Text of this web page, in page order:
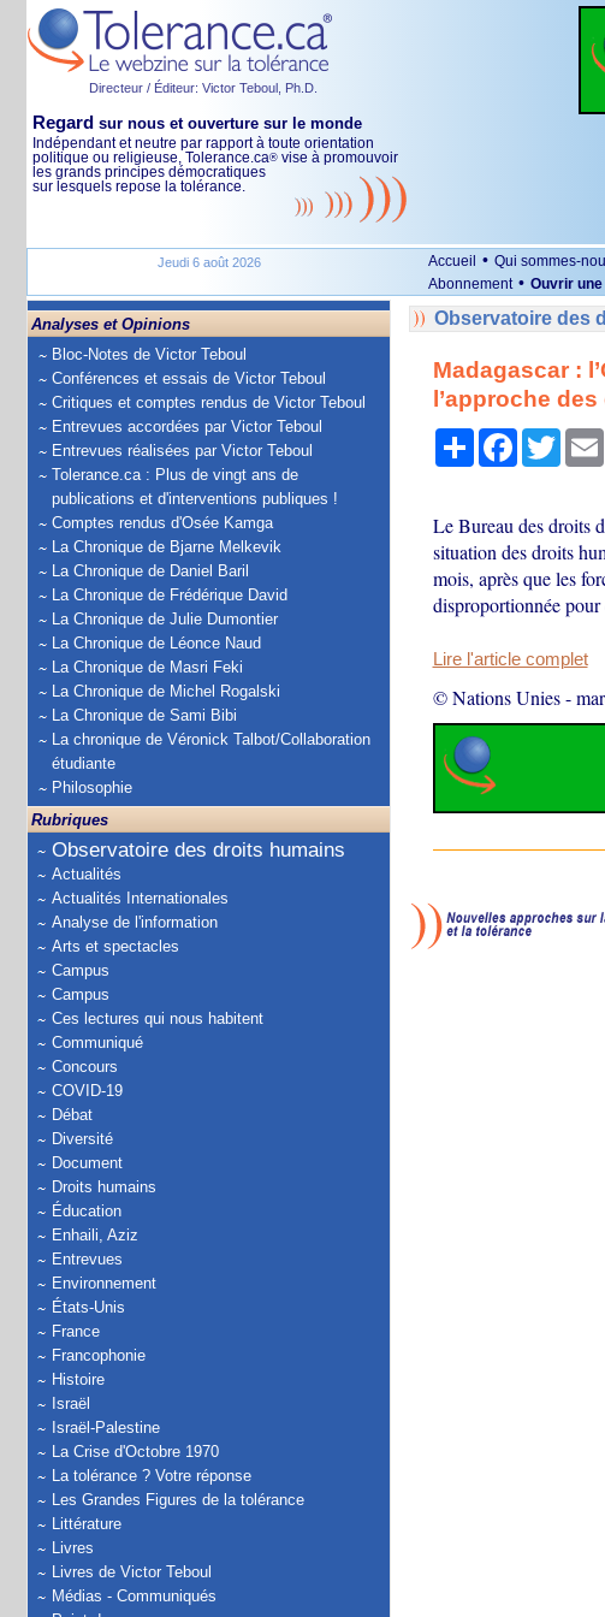
Directeur / Éditeur: Victor Teboul, Ph.D.
Regard sur nous et ouverture sur le monde
Indépendant et neutre par rapport à toute orientation
politique ou religieuse, Tolerance.ca® vise à promouvoir
les grands principes démocratiques
sur lesquels repose la tolérance.
Jeudi 6 août 2026 Accueil • Qui sommes-
Abonnement • Ouvrir
Analyses et Opinions
Bloc-Notes de Victor Teboul
Conférences et essais de Victor Teboul
Critiques et comptes rendus de Victor Teboul
Entrevues accordées par Victor Teboul
Entrevues réalisées par Victor Teboul
Tolerance.ca : Plus de vingt ans de
publications et d'interventions publiques !
Comptes rendus d'Osée Kamga
La Chronique de Bjarne Melkevik
La Chronique de Daniel Baril
La Chronique de Frédérique David
La Chronique de Julie Dumontier
La Chronique de Léonce Naud
La Chronique de Masri Feki
La Chronique de Michel Rogalski
La Chronique de Sami Bibi
La chronique de Véronick Talbot/Collaboration
étudiante
Philosophie
Rubriques
Observatoire des droits humains
Actualités
Actualités Internationales
Analyse de l'information
Arts et spectacles
Campus
Campus
Ces lectures qui nous habitent
Communiqué
Concours
COVID-19
Débat
Diversité
Document
Droits humains
Éducation
Enhaili, Aziz
Entrevues
Environnement
États-Unis
France
Francophonie
Histoire
Israël
Israël-Palestine
La Crise d'Octobre 1970
La tolérance ? Votre réponse
Les Grandes Figures de la tolérance
Littérature
Livres
Livres de Victor Teboul
Médias - Communiqués
Observatoire des
Madagascar :
l’approche
PartagerFacebook
Le Bureau des droits
situation des droits
mois, après que les
disproportionnée pour
Lire l'article complet
© Nations Unies-